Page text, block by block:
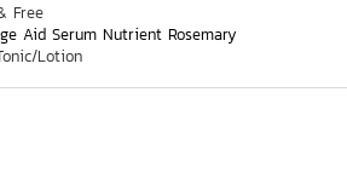
Free
Aid Serum Nutrient Rosemary
Lotion